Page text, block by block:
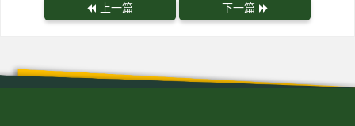
上一篇 下一篇